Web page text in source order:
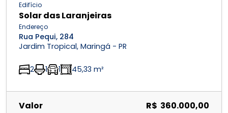
Edifício
Solar das Laranjeiras
Endereço
Rua Pequi, 284
Jardim Tropical, Maringá - PR
2 1 1 45,33 m²
Valor R$ 360.000,00